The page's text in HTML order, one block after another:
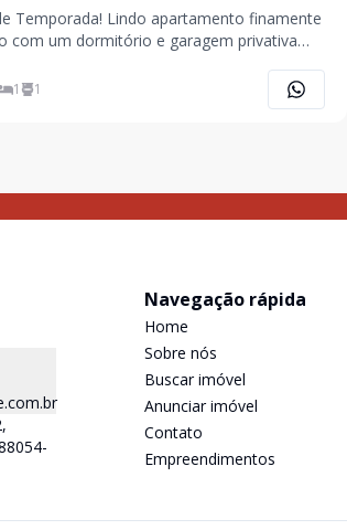
Temporada! Lindo apartamento finamente
com um dormitório e garagem privativa
sua reserva!
1 1
Navegação rápida
Home
Sobre nós
Buscar imóvel
Anunciar imóvel
Contato
Empreendimentos